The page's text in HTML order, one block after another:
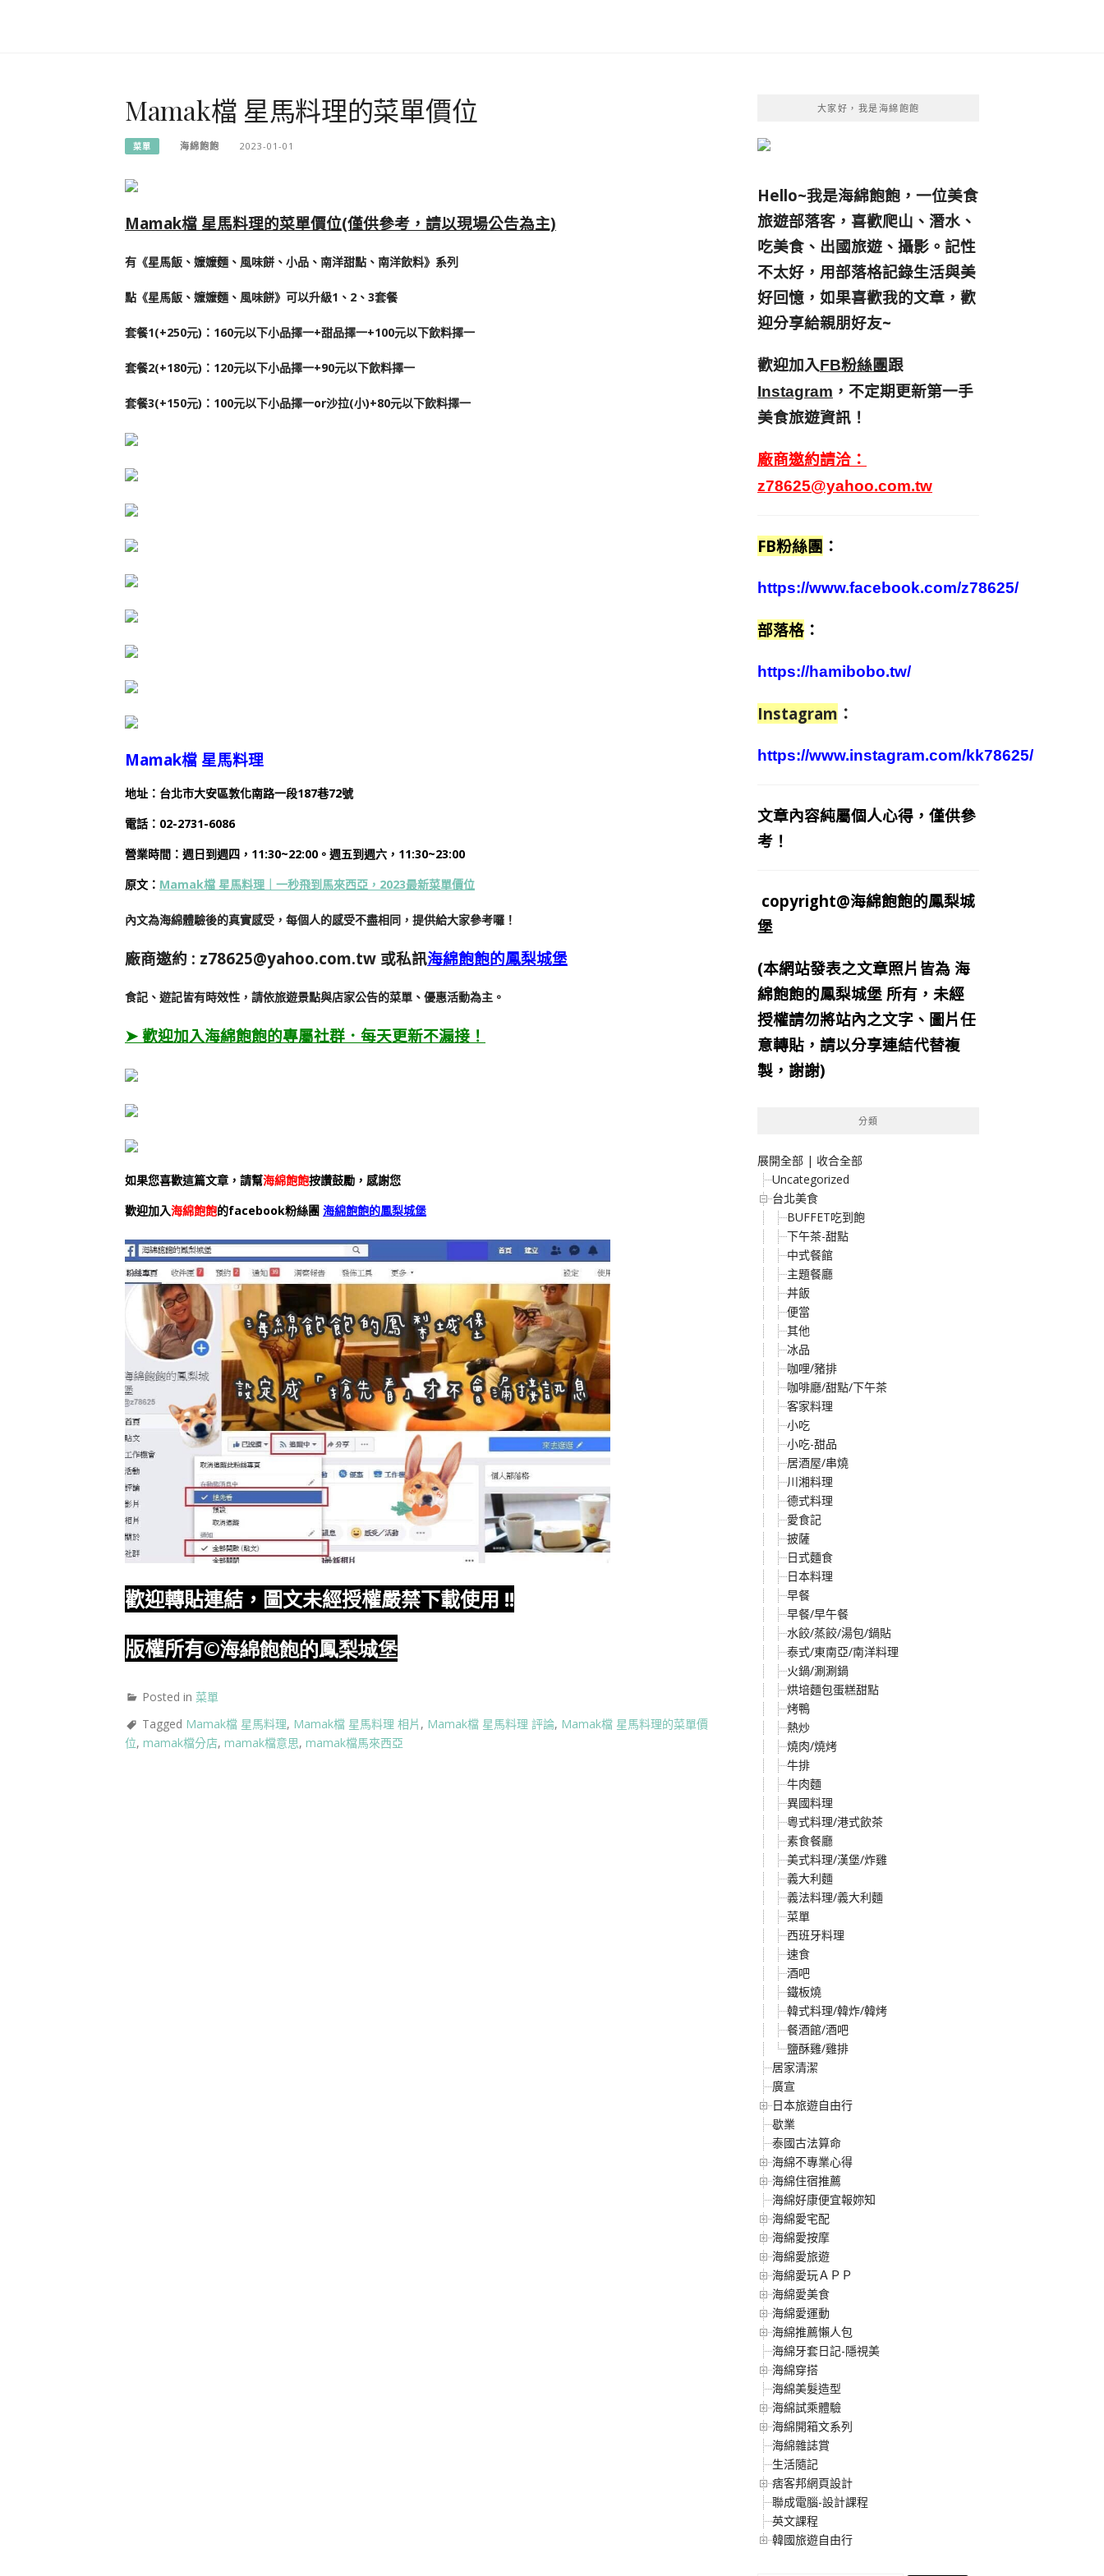
Mamak檔 星馬料理的菜單價位
菜單 海綿飽飽 2023-01-01
Mamak檔 星馬料理的菜單價位(僅供參考，請以現場公告為主)
有《星馬飯、嬤嬤麵、風味餅、小品、南洋甜點、南洋飲料》系列
點《星馬飯、嬤嬤麵、風味餅》可以升級1、2、3套餐
套餐1(+250元)：160元以下小品擇一+甜品擇一+100元以下飲料擇一
套餐2(+180元)：120元以下小品擇一+90元以下飲料擇一
套餐3(+150元)：100元以下小品擇一or沙拉(小)+80元以下飲料擇一
Mamak檔 星馬料理
地址：台北市大安區敦化南路一段187巷72號
電話：02-2731-6086
營業時間：週日到週四，11:30~22:00。週五到週六，11:30~23:00
原文： Mamak檔 星馬料理｜一秒飛到馬來西亞，2023最新菜單價位
內文為海綿體驗後的真實感受，每個人的感受不盡相同，提供給大家參考囉！
廠商邀約 : z78625@yahoo.com.tw 或私訊海綿飽飽的鳳梨城堡
食記、遊記皆有時效性，請依旅遊景點與店家公告的菜單、優惠活動為主。
➤ 歡迎加入海綿飽飽的專屬社群．每天更新不漏接！
如果您喜歡這篇文章，請幫海綿飽飽按讚鼓勵，感謝您
歡迎加入海綿飽飽的facebook粉絲團 海綿飽飽的鳳梨城堡
歡迎轉貼連結，圖文未經授權嚴禁下載使用 !!
版權所有©海綿飽飽的鳳梨城堡
Posted in 菜單
Tagged Mamak檔 星馬料理, Mamak檔 星馬料理 相片 , Mamak檔 星馬料理 評論, Mamak檔 星馬料理的菜單價
位, mamak檔分店, mamak檔意思, mamak檔馬來西亞
大家好，我是海綿飽飽
Hello~我是海綿飽飽，一位美食
旅遊部落客， 喜歡爬山、潛水、
吃美食、出國旅遊、攝影。 記性
不太好，用部落格記錄生活與美
好回憶， 如果喜歡我的文章，歡
迎分享給親朋好友~
歡迎加入FB粉絲團跟
Instagram ，不定期更新第一手
美食旅遊資訊！
廠商邀約請洽：
z78625@yahoo.com.tw
FB粉絲團 ：
https://www.facebook.com/z78625/
部落格 ：
https://hamibobo.tw/
Instagram ：
https://www.instagram.com/kk78625/
文章內容純屬個人心得，僅供參
考！
copyright@海綿飽飽的鳳梨城
堡
(本網站發表之文章照片皆為 海
綿飽飽的鳳梨城堡 所有，未經
授權請勿將站內之文字、圖片任
意轉貼，請以分享連結代替複
製，謝謝)
分類
展開全部 | 收合全部
Uncategorized
台北美食
BUFFET吃到飽
下午茶-甜點
中式餐館
主題餐廳
丼飯
便當
其他
冰品
咖哩/豬排
咖啡廳/甜點/下午茶
客家料理
小吃
小吃-甜品
居酒屋/串燒
川湘料理
德式料理
愛食記
披薩
日式麵食
日本料理
早餐
早餐/早午餐
水餃/蒸餃/湯包/鍋貼
泰式/東南亞/南洋料理
火鍋/涮涮鍋
烘培麵包蛋糕甜點
烤鴨
熱炒
燒肉/燒烤
牛排
牛肉麵
異國料理
粵式料理/港式飲茶
素食餐廳
美式料理/漢堡/炸雞
義大利麵
義法料理/義大利麵
菜單
西班牙料理
速食
酒吧
鐵板燒
韓式料理/韓炸/韓烤
餐酒館/酒吧
鹽酥雞/雞排
居家清潔
廣宣
日本旅遊自由行
歇業
泰國古法算命
海綿不專業心得
海綿住宿推薦
海綿好康便宜報妳知
海綿愛宅配
海綿愛按摩
海綿愛旅遊
海綿愛玩ＡＰＰ
海綿愛美食
海綿愛運動
海綿推薦懶人包
海綿牙套日記-隱視美
海綿穿搭
海綿美髮造型
海綿試乘體驗
海綿開箱文系列
海綿雜誌賞
生活隨記
痞客邦網頁設計
聯成電腦-設計課程
英文課程
韓國旅遊自由行